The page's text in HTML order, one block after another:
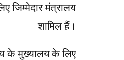
जिम्मेदार मंत्रालय
शामिल हैं।
के मुख्यालय के लिए